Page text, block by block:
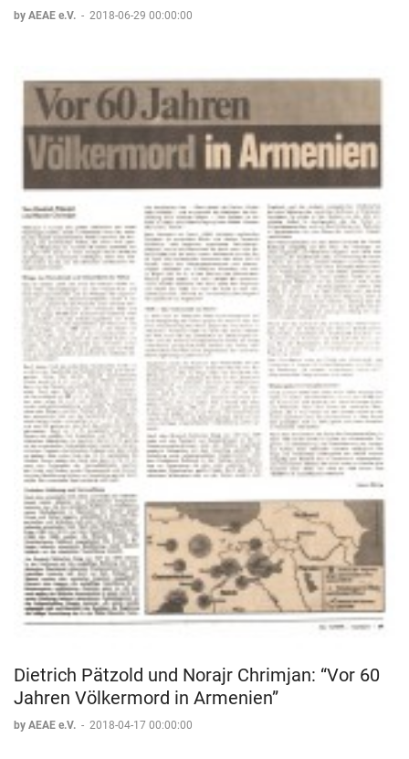
by AEAE e.V. - 2018-06-29 00:00:00
Dietrich Pätzold und Norajr Chrimjan: “Vor 60
Jahren Völkermord in Armenien”
by AEAE e.V. - 2018-04-17 00:00:00